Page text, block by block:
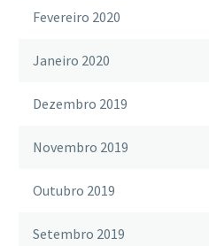
Fevereiro 2020
Janeiro 2020
Dezembro 2019
Novembro 2019
Outubro 2019
Setembro 2019